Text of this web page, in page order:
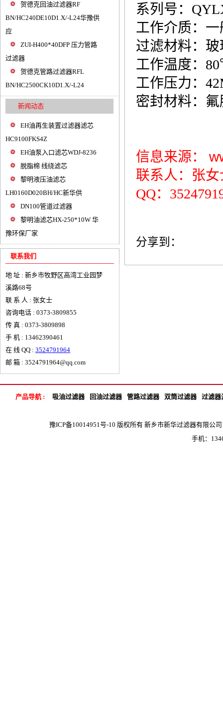
贺德克回油过滤器RF
BN/HC240DE10D1.X/-L24华豫供
应
ZUI-H400*40DFP 压力管路
过滤器
贺德克管路过滤器RFL
BN/HC2500CK10D1.X/-L24
新闻动态
EH油再生装置过滤器滤芯
HC9100FKS4Z
EH油泵入口滤芯WDJ-8236
脱脂棉 线绕滤芯
黎明液压油滤芯
LH0160D020BH/HC新华供
DN100管道过滤器
黎明油滤芯HX-250*10W 华
豫环保厂家
联系我们
地 址 : 新乡市牧野区高湾工业园梦
溪路68号
联 系 人 : 张女士
咨询电话 : 0373-3809855
传 真 : 0373-3809898
手 机 : 13462390461
在 线 QQ : 3524791964
邮 箱 : 3524791964@qq.com
系列号：
工作介质：
过滤材料：
工作温度：
工作压力：
密封材料：氟
信息来源：
联系人：张女
QQ：
分享到：
产品导航 : 吸油过滤器 回油过滤器 管路过滤器 双筒过滤器 过滤器
豫ICP备10014951号-10 版权所有 新乡市新华过滤器有限公
手机：